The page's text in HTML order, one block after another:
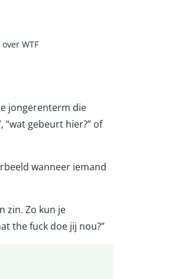
WTF
jongerenterm die
gebeurt hier?” of
wanneer iemand
zin. Zo kun je
the fuck doe jij nou?”